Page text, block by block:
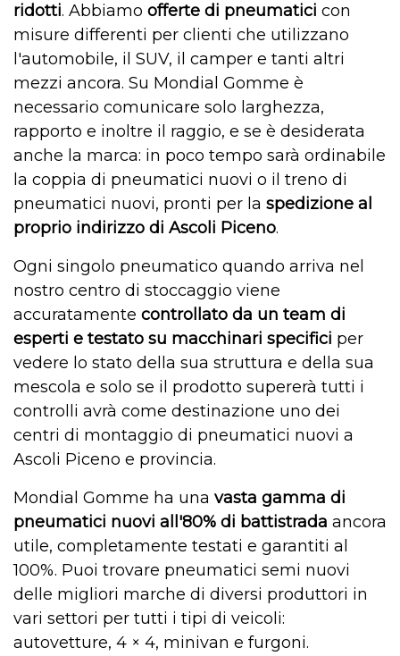
ridotti. Abbiamo offerte di pneumatici con
misure differenti per clienti che utilizzano
l'automobile, il SUV, il camper e tanti altri
mezzi ancora. Su Mondial Gomme è
necessario comunicare solo larghezza,
rapporto e inoltre il raggio, e se è desiderata
anche la marca: in poco tempo sarà ordinabile
la coppia di pneumatici nuovi o il treno di
pneumatici nuovi, pronti per la spedizione al
proprio indirizzo di Ascoli Piceno.
Ogni singolo pneumatico quando arriva nel
nostro centro di stoccaggio viene
accuratamente controllato da un team di
esperti e testato su macchinari specifici per
vedere lo stato della sua struttura e della sua
mescola e solo se il prodotto supererà tutti i
controlli avrà come destinazione uno dei
centri di montaggio di pneumatici nuovi a
Ascoli Piceno e provincia.
Mondial Gomme ha una vasta gamma di
pneumatici nuovi all'80% di battistrada ancora
utile, completamente testati e garantiti al
100%. Puoi trovare pneumatici semi nuovi
delle migliori marche di diversi produttori in
vari settori per tutti i tipi di veicoli:
autovetture, 4 × 4, minivan e furgoni.